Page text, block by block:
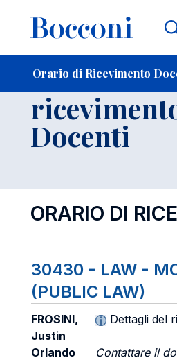
Orario di Ricevimento
-
Orario di
Docenti
ORARIO DI
30430 - LAW -
(PUBLIC LAW)
FROSINI,
Justin
Orlando
Dettagli del
Contattare il